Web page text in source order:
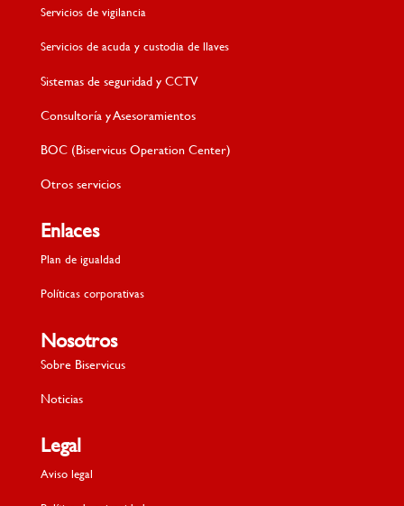
Servicios de vigilancia
Servicios de acuda y custodia de llaves
Sistemas de seguridad y CCTV
Consultoría y Asesoramientos
BOC (Biservicus Operation Center)
Otros servicios
Enlaces
Plan de igualdad
Políticas corporativas
Nosotros
Sobre Biservicus
Noticias
Legal
Aviso legal